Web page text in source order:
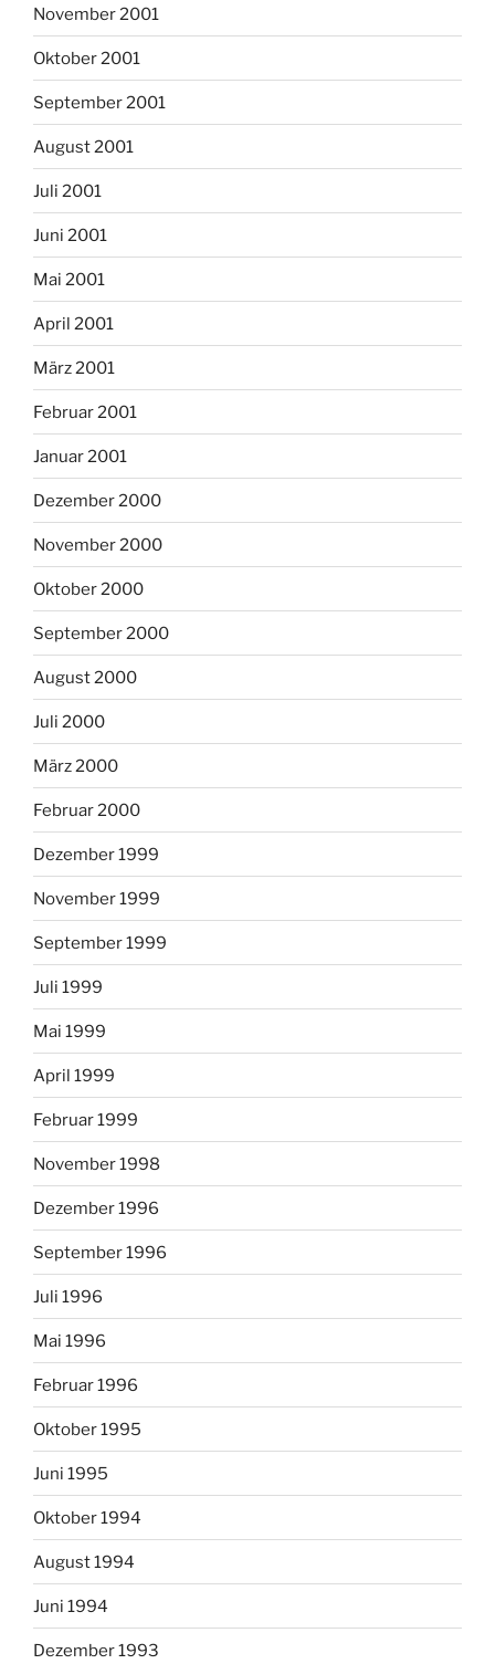
November 2001
Oktober 2001
September 2001
August 2001
Juli 2001
Juni 2001
Mai 2001
April 2001
März 2001
Februar 2001
Januar 2001
Dezember 2000
November 2000
Oktober 2000
September 2000
August 2000
Juli 2000
März 2000
Februar 2000
Dezember 1999
November 1999
September 1999
Juli 1999
Mai 1999
April 1999
Februar 1999
November 1998
Dezember 1996
September 1996
Juli 1996
Mai 1996
Februar 1996
Oktober 1995
Juni 1995
Oktober 1994
August 1994
Juni 1994
Dezember 1993